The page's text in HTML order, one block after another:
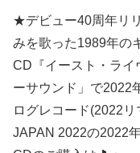
★デビュー40周年リ
みを歌った1989年の
CD『イースト・ライ
ーサウンド」で2022
ログレコード(2022
JAPAN 2022の2022